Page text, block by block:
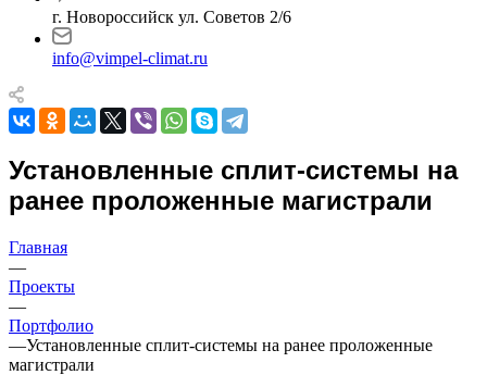
г. Новороссийск ул. Советов 2/6
info@vimpel-climat.ru
Установленные сплит-системы на
ранее проложенные магистрали
Главная
—
Проекты
—
Портфолио
—Установленные сплит-системы на ранее проложенные
магистрали